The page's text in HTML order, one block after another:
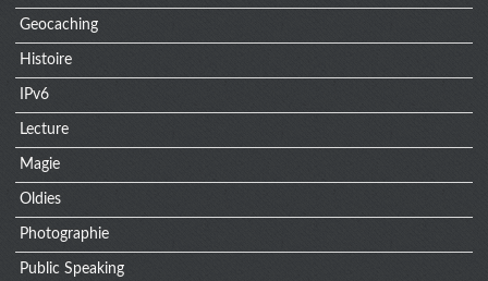
Geocaching
Histoire
IPv6
Lecture
Magie
Oldies
Photographie
Public Speaking